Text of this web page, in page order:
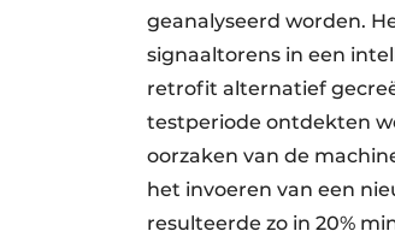
geanalyseerd worden.
signaaltorens in een
retrofit alternatief
testperiode ontdekten
oorzaken van de
het invoeren van een
resulteerde zo in 20%